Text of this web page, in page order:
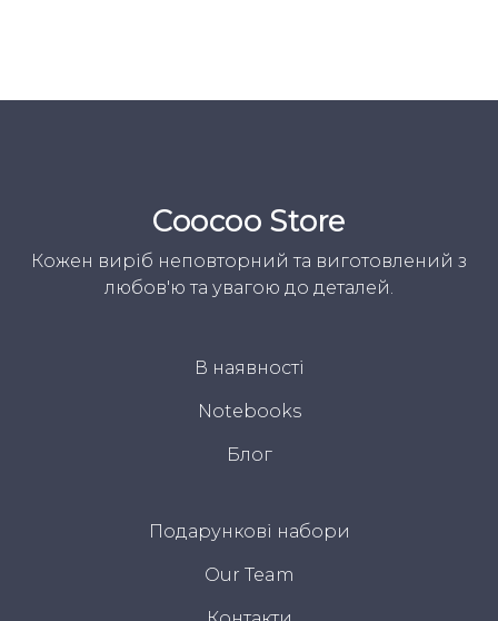
Coocoo Store
Кожен виріб неповторний та виготовлений з
любов'ю та увагою до деталей.
В наявності
Notebooks
Блог
Подарункові набори
Our Team